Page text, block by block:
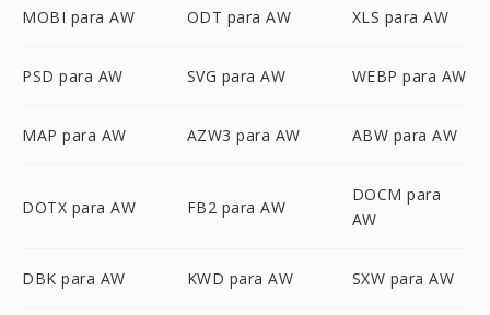
MOBI para AW ODT para AW XLS para AW
PSD para AW SVG para AW WEBP para AW
MAP para AW AZW3 para AW ABW para AW
DOTX para AW FB2 para AW
DOCM para
AW
DBK para AW KWD para AW SXW para AW